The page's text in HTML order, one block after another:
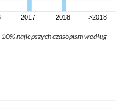
najlepszych czasopism według